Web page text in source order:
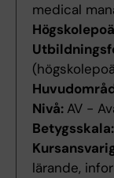
medical
Nivå: AV -
Betygsskala:
lärande,